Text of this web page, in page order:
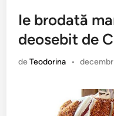
Ie brodată
deosebit de
deTeodorina •